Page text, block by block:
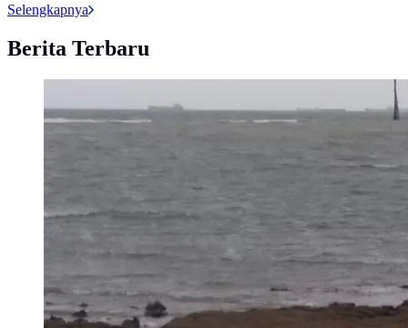
Selengkapnya
Berita Terbaru